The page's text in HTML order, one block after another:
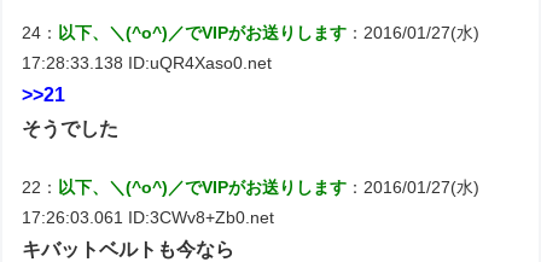
24： 以下、＼(^o^)／でVIPがお送りします ：2016/01/27(水)
17:28:33.138 ID:uQR4Xaso0.net
>>21
そうでした
22： 以下、＼(^o^)／でVIPがお送りします ：2016/01/27(水)
17:26:03.061 ID:3CWv8+Zb0.net
キバットベルトも今なら